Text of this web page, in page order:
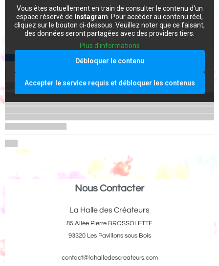
Vous êtes actuellement en train de consulter le contenu d'un
espace réservé de Instagram . Pour accéder au contenu réel,
cliquez sur le bouton ci-dessous. Veuillez noter que ce faisant,
des données seront partagées avec des providers tiers.
Plus d'informations
Débloquer le contenu
Accepter le service requis et débloquer les contenus
Nous Contacter
La Halle des Créateurs
85 Allée Pierre BROSSOLETTE
93320 Les Pavillons sous Bois
contact@lahalledescreateurs.com